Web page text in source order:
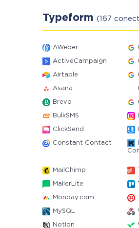
Typeform (167
AWeber
ActiveCampaign
Airtable
Asana
Brevo
BulkSMS
ClickSend
Constant Contact
MailChimp
MailerLite
Monday.com
MySQL
Notion